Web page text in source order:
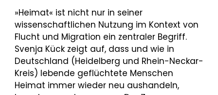
»Heimat« ist nicht nur in seiner
wissenschaftlichen Nutzung im Kontext von
Flucht und Migration ein zentraler Begriff.
Svenja Kück zeigt auf, dass und wie in
Deutschland (Heidelberg und Rhein-Neckar-
Kreis) lebende geflüchtete Menschen
Heimat immer wieder neu aushandeln,